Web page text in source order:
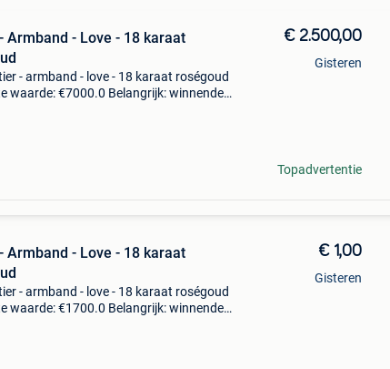
Armband - Love - 18 karaat
- armband - love - 18 karaat roségoud
waarde: €7000.0 Belangrijk: winnende
€ 2.500,00
Gisteren
Topadvertentie
Armband - Love - 18 karaat
- armband - love - 18 karaat roségoud
waarde: €1700.0 Belangrijk: winnende
€ 1,00
Gisteren